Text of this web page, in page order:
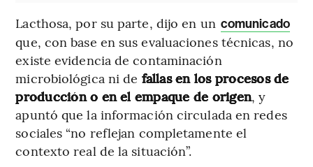
Lacthosa, por su parte, dijo en un comunicado
que, con base en sus evaluaciones técnicas, no
existe evidencia de contaminación
microbiológica ni de fallas en los procesos de
producción o en el empaque de origen, y
apuntó que la información circulada en redes
sociales “no reflejan completamente el
contexto real de la situación”.